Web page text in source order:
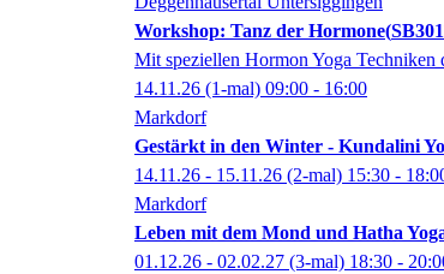
Workshop: Tanz der Hormone
Mit speziellen Hormon Yoga
14.11.26 (1-mal) 09:00 - 16:00
Markdorf
Gestärkt in den Winter - Kundalini
14.11.26 - 15.11.26 (2-mal) 15:30 -
Markdorf
Leben mit dem Mond und Hatha
01.12.26 - 02.02.27 (3-mal) 18:30 -